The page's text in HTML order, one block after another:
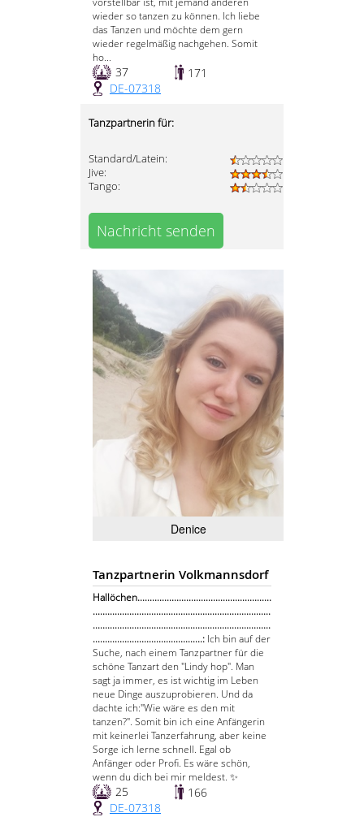
wieder so tanzen zu können. Ich liebe
das Tanzen und möchte dem gern
wieder regelmäßig nachgehen. Somit
ho...
37
171
DE-07318
Tanzpartnerin für:
Standard/Latein:
Jive:
Tango:
Nachricht senden
Denice
Tanzpartnerin Volkmannsdorf
Hallöchen.......................................................
.........................................................................
.........................................................................
.............................................: Ich bin auf der
Suche, nach einem Tanzpartner für die
schöne Tanzart den "Lindy hop". Man
sagt ja immer, es ist wichtig im Leben
neue Dinge auszuprobieren. Und da
dachte ich:"Wie wäre es den mit
tanzen?". Somit bin ich eine Anfängerin
mit keinerlei Tanzerfahrung, aber keine
Sorge ich lerne schnell. Egal ob
Anfänger oder Profi. Es wäre schön,
wenn du dich bei mir meldest. ✨
25
166
DE-07318